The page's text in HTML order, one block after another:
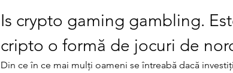
Is crypto gaming gambling.
cripto o formă de jocuri de
Din ce în ce mai mulți oameni se întreabă dacă